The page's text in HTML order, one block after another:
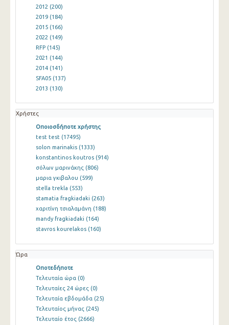
2012 (200)
2019 (184)
2015 (166)
2022 (149)
RFP (145)
2021 (144)
2014 (141)
SFA05 (137)
2013 (130)
Χρήστες
Οποιοσδήποτε χρήστης
test test (17495)
solon marinakis (1333)
konstantinos koutros (914)
σόλων μαρινάκης (806)
μαρια γκιβαλου (599)
stella trekla (553)
stamatia fragkiadaki (263)
χαριτίνη τσιαλαμάνη (188)
mandy fragkiadaki (164)
stavros kourelakos (160)
Ώρα
Οποτεδήποτε
Τελευταία ώρα (0)
Τελευταίες 24 ώρες (0)
Τελευταία εβδομάδα (25)
Τελευταίος μήνας (245)
Τελευταίο έτος (2666)